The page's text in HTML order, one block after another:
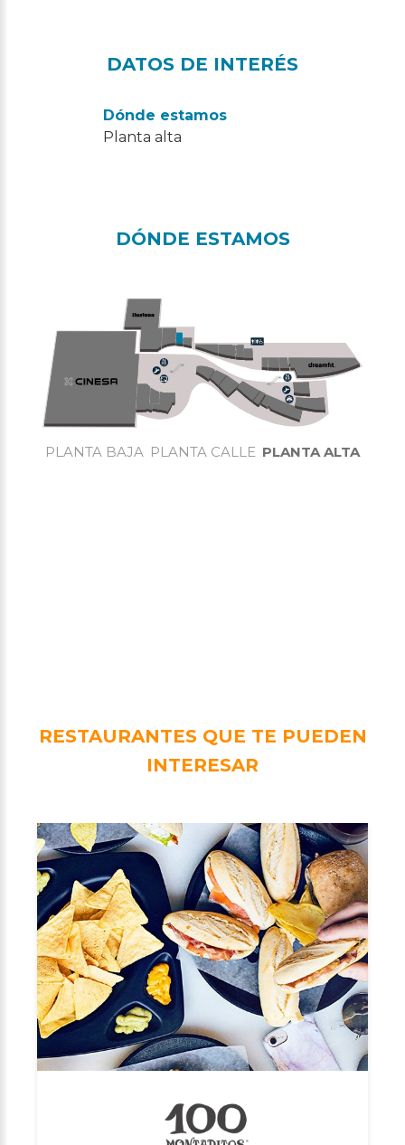
DATOS DE INTERÉS
Dónde estamos
Planta alta
DÓNDE ESTAMOS
PLANTA BAJA PLANTA CALLE PLANTA ALTA
RESTAURANTES QUE TE PUEDEN
INTERESAR